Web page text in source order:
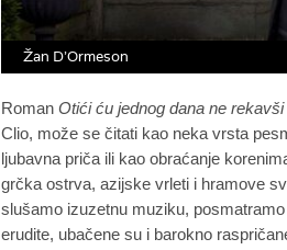
Žan D’Ormeson
Roman Otići ću jednog dana ne
Clio, može se čitati kao neka vrsta
ljubavna priča ili kao obraćanje
grčka ostrva, azijske vrleti i hramove
slušamo izuzetnu muziku,
erudite, ubačene su i barokno